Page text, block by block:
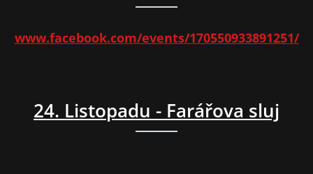
www.facebook.com/events/170550933891251/
24. Listopadu - Farářova sluj